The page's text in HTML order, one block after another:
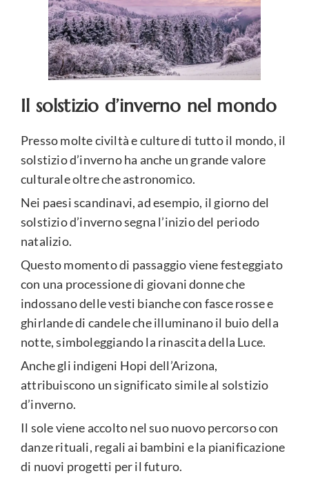
Il solstizio d’inverno nel mondo
Presso molte civiltà e culture di tutto il mondo, il
solstizio d’inverno ha anche un grande valore
culturale oltre che astronomico.
Nei paesi scandinavi, ad esempio, il giorno del
solstizio d’inverno segna l’inizio del periodo
natalizio.
Questo momento di passaggio viene festeggiato
con una processione di giovani donne che
indossano delle vesti bianche con fasce rosse e
ghirlande di candele che illuminano il buio della
notte, simboleggiando la rinascita della Luce.
Anche gli indigeni Hopi dell’Arizona,
attribuiscono un significato simile al solstizio
d’inverno.
Il sole viene accolto nel suo nuovo percorso con
danze rituali, regali ai bambini e la pianificazione
di nuovi progetti per il futuro.